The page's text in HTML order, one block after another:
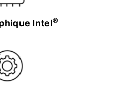
Intel®